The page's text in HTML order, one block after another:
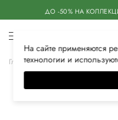
ДО -50% НА
Главная Женская Аксессуары
На сайте применяются
технологии и